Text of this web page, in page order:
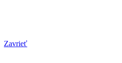
Zavrieť